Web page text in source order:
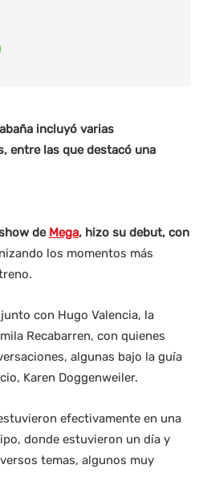
incluyó varias
entre las que destacó una
de Mega, hizo su debut, con
los momentos más
con Hugo Valencia, la
Recabarren, con quienes
algunas bajo la guía
Karen Doggenweiler.
efectivamente en una
donde estuvieron un día y
temas, algunos muy